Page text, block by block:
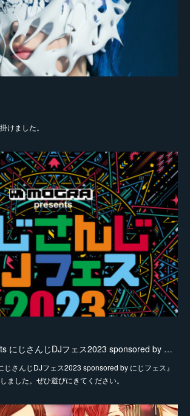
けました。
にじさんじDJフェス2023 sponsored by …
じさんじDJフェス2023 sponsored by にじフェス』
ました。ぜひ遊びにきてください。